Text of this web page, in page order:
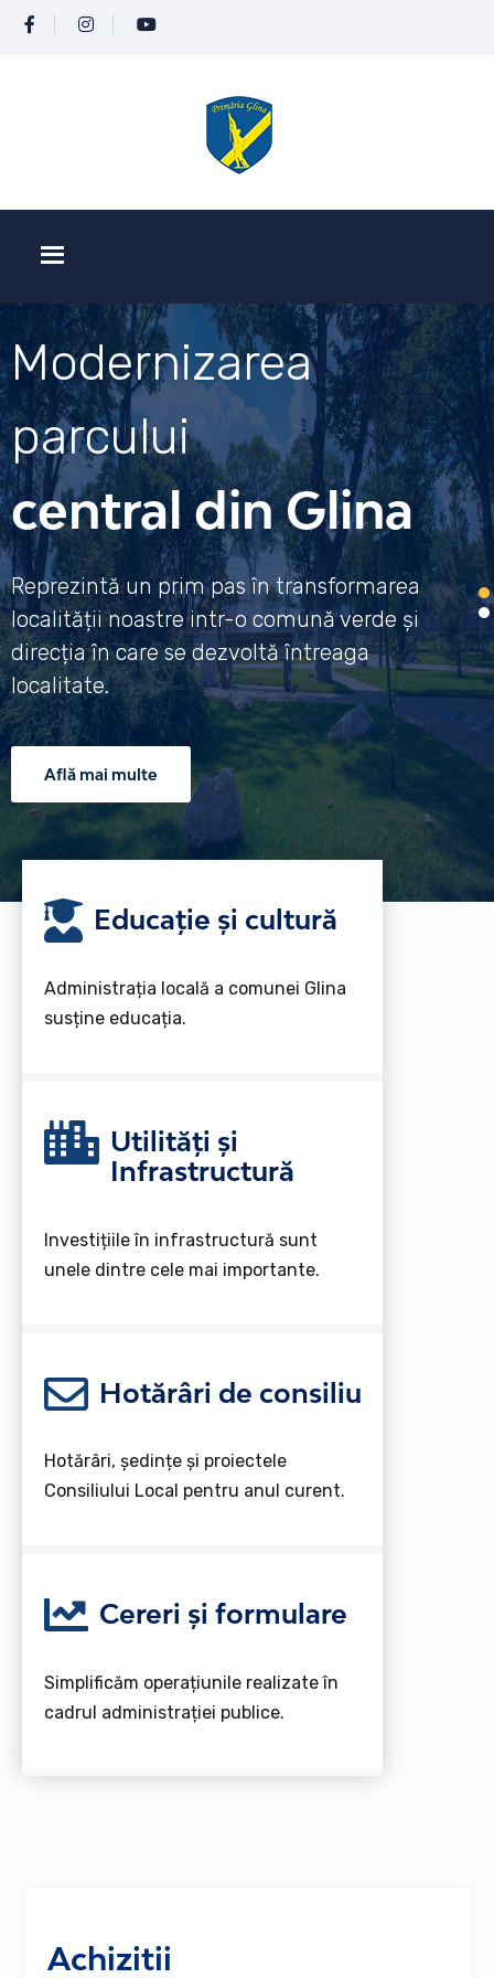
Modernizarea
parcului
central din Glina
Reprezintă un prim pas în transformarea
localității noastre intr-o comună verde și
direcția în care se dezvoltă întreaga
localitate.
Află mai multe
Educație și cultură
Administrația locală a comunei Glina
susține educația.
Utilități și
Infrastructură
Investițiile în infrastructură sunt
unele dintre cele mai importante.
Hotărâri de consiliu
Hotărâri, ședințe și proiectele
Consiliului Local pentru anul curent.
Cereri și formulare
Simplificăm operațiunile realizate în
cadrul administrației publice.
Achizitii